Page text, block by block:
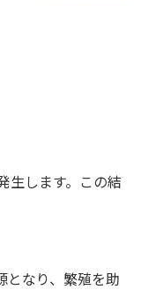
生します。この結
となり、繁殖を助